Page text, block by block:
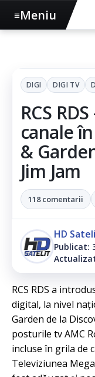
DIGI DIGI TV
RCS
canale
&
Jim Jam
118 comentarii
HD
Publicat:
RCS RDS a
digital, la nivel
Garden de la
posturile tv AMC
incluse în grila de
Televiziunea
≡Meniu